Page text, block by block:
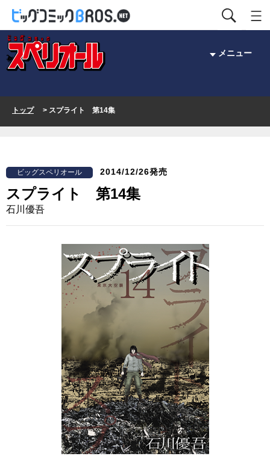
メニュー
トップ> スプライト 第14集
ビッグスペリオール 2014/12/26発売
スプライト 第14集
石川優吾